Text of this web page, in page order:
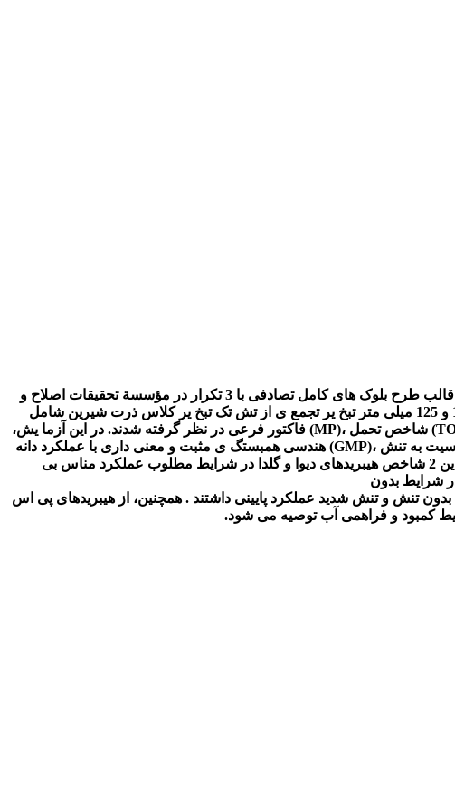
قالب طرح بلوک های کامل تصادفی با 3 تکرار در مؤسسة تحقیقات اصلاح و
ذرت شیرین شامل
میانگین ،(TOL) شاخص تحمل ،(MP) فاکتور فرعی در نظر گرفته شدند. در این آزما یش،
همبستگ ی مثبت و معنی داری با عملکرد دانه
تنش، تنش ملایم و شد ید داشتند . با توجه به این 2 شاخص هیبریدهای دیوا و گلدا در شرایط مطلوب عملکرد مناس بی
بدون تنش و تنش شدید عملکرد پایینی داشتند . همچنین، از هیبریدهای پی اس